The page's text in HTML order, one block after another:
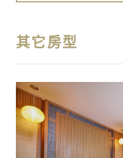
其它房型